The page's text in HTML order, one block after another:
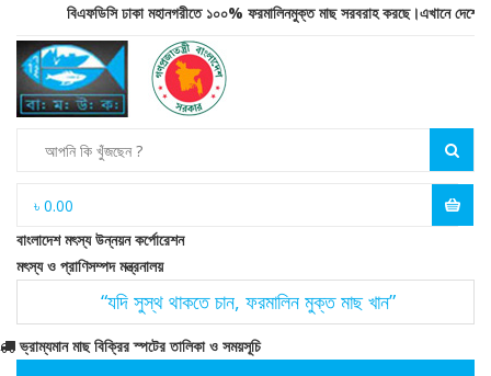
বিএফডিসি ঢাকা মহানগরীতে ১০০% ফরমালিনমুক্ত মাছ সরবরাহ করছে।এখানে দেশের
৳ 0.00
বাংলাদেশ মৎস্য উন্নয়ন কর্পোরেশন
মৎস্য ও প্রাণিসম্পদ মন্ত্রনালয়
“যদি সুস্থ থাকতে চান, ফরমালিন মুক্ত মাছ খান”
ভ্রাম্যমান মাছ বিক্রির স্পটের তালিকা ও সময়সূচি